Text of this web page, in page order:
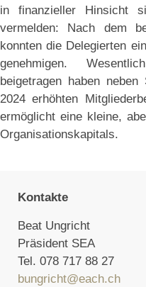
in finanzieller Hinsicht
vermelden: Nach dem
konnten die Delegierten
genehmigen.
beigetragen haben
2024 erhöhten
ermöglicht eine kleine,
Organisationskapitals.
Kontakte
Beat Ungricht
Präsident SEA
Tel. 078 717 88 27
bungricht@each.ch